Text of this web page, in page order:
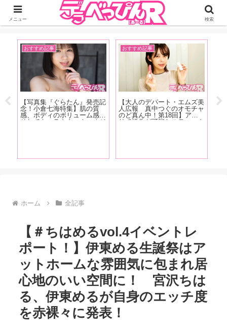
ジーオーティーが運営するちょっとHなニュースサイ。サイト内のリンクには
DMMアフィリエイトが含まれているものがあります
おすすめ記事
【写真集『ぐらたん』発売記
念！小倉七海特集】肌の質
感、ボディのボリューム感、
そしてキャラクター！ オジ
おすすめ記事
【大人のデパート・エムズ美
人広報 真中つぐのオモチャ
のど真ん中！第18回】アプ
リで操作が可能なスティック
ホーム 全記事
【＃ちはめるvol.4イベントレ
ポート！】伊東める生誕祭はア
ットホームな雰囲気に包まれ居
心地のいい空間に！ 宮沢ちは
る、伊東めるが自身のエッチ度
を赤裸々に発表！
メニュー 検索